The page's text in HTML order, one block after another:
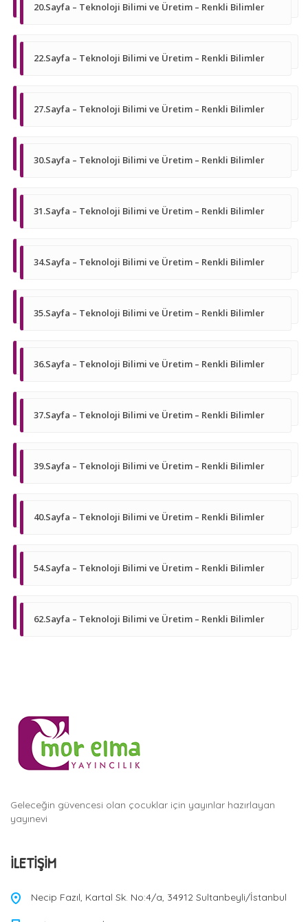
20.Sayfa – Teknoloji Bilimi ve Üretim – Renkli Bilimler
22.Sayfa – Teknoloji Bilimi ve Üretim – Renkli Bilimler
27.Sayfa – Teknoloji Bilimi ve Üretim – Renkli Bilimler
30.Sayfa – Teknoloji Bilimi ve Üretim – Renkli Bilimler
31.Sayfa – Teknoloji Bilimi ve Üretim – Renkli Bilimler
34.Sayfa – Teknoloji Bilimi ve Üretim – Renkli Bilimler
35.Sayfa – Teknoloji Bilimi ve Üretim – Renkli Bilimler
36.Sayfa – Teknoloji Bilimi ve Üretim – Renkli Bilimler
37.Sayfa – Teknoloji Bilimi ve Üretim – Renkli Bilimler
39.Sayfa – Teknoloji Bilimi ve Üretim – Renkli Bilimler
40.Sayfa – Teknoloji Bilimi ve Üretim – Renkli Bilimler
54.Sayfa – Teknoloji Bilimi ve Üretim – Renkli Bilimler
62.Sayfa – Teknoloji Bilimi ve Üretim – Renkli Bilimler
Geleceğin güvencesi olan çocuklar için yayınlar hazırlayan
yayınevi
İLETIŞIM
Necip Fazıl, Kartal Sk. No:4/a, 34912 Sultanbeyli/İstanbul